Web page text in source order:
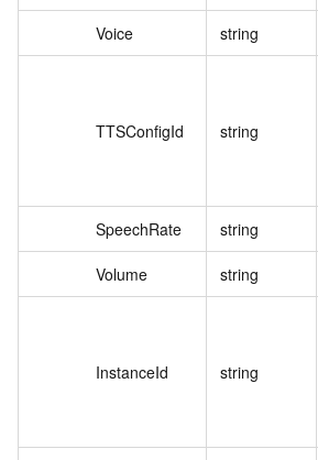
Voice string
TTSConfigId string
SpeechRate string
Volume string
InstanceId string